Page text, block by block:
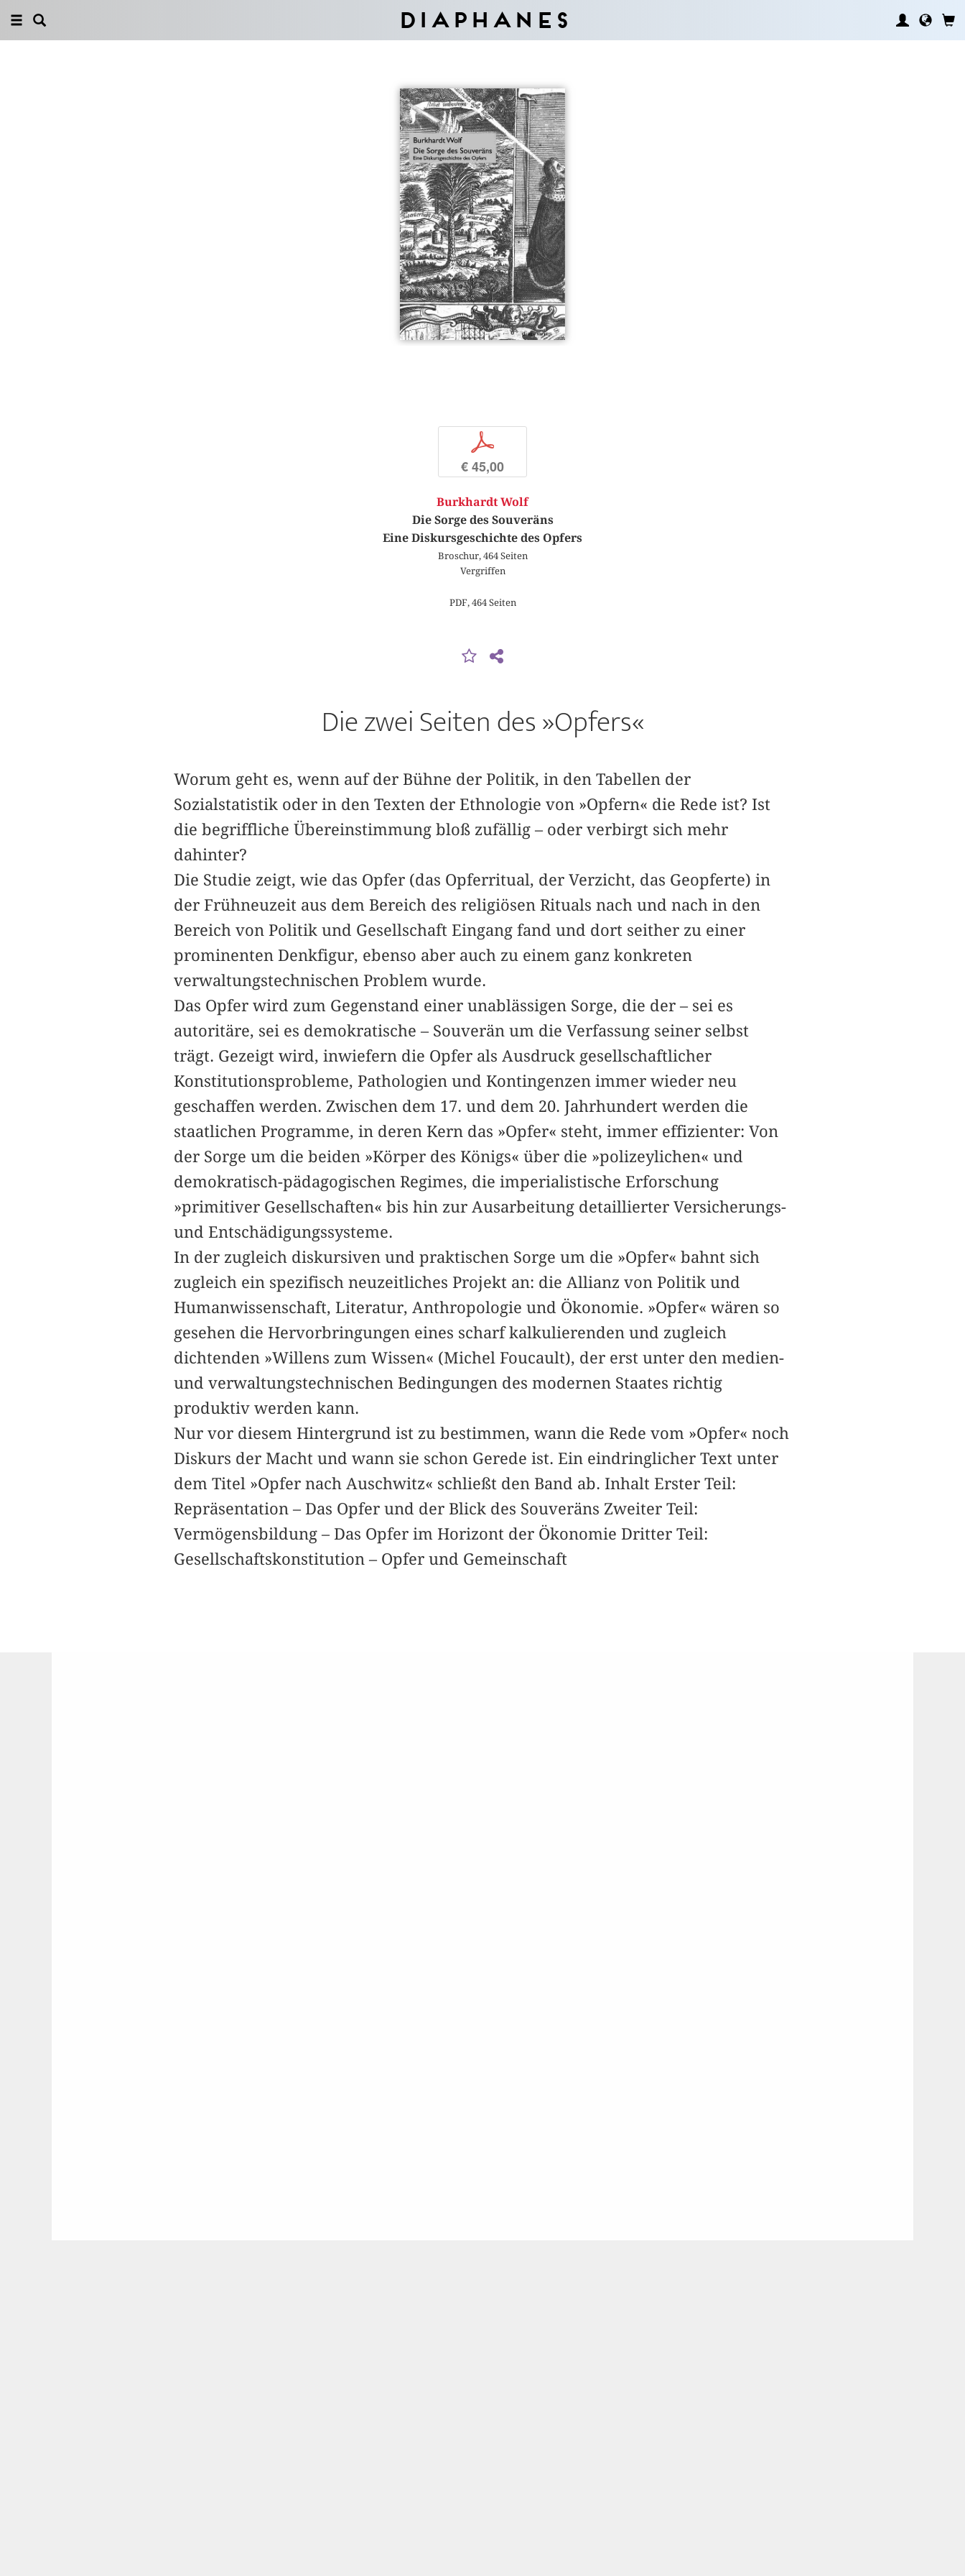
Diaphanes
p
€ 45,00
Burkhardt Wolf
Die Sorge des Souveräns
Eine Diskursgeschichte des Opfers
Broschur, 464 Seiten
Vergriffen
PDF, 464 Seiten
Die zwei Seiten des »Opfers«
Worum geht es, wenn auf der Bühne der Politik, in den Tabellen der
Sozialstatistik oder in den Texten der Ethnologie von »Opfern« die Rede ist? Ist
die begriffliche Übereinstimmung bloß zufällig – oder verbirgt sich mehr
dahinter?
Die Studie zeigt, wie das Opfer (das Opferritual, der Verzicht, das Geopferte) in
der Frühneuzeit aus dem Bereich des religiösen Rituals nach und nach in den
Bereich von Politik und Gesellschaft Eingang fand und dort seither zu einer
prominenten Denkfigur, ebenso aber auch zu einem ganz konkreten
verwaltungstechnischen Problem wurde.
Das Opfer wird zum Gegenstand einer unablässigen Sorge, die der – sei es
autoritäre, sei es demokratische – Souverän um die Verfassung seiner selbst
trägt. Gezeigt wird, inwiefern die Opfer als Ausdruck gesellschaftlicher
Konstitutionsprobleme, Pathologien und Kontingenzen immer wieder neu
geschaffen werden. Zwischen dem 17. und dem 20. Jahrhundert werden die
staatlichen Programme, in deren Kern das »Opfer« steht, immer effizienter: Von
der Sorge um die beiden »Körper des Königs« über die »polizeylichen« und
demokratisch-pädagogischen Regimes, die imperialistische Erforschung
»primitiver Gesellschaften« bis hin zur Ausarbeitung detaillierter Versicherungs-
und Entschädigungssysteme.
In der zugleich diskursiven und praktischen Sorge um die »Opfer« bahnt sich
zugleich ein spezifisch neuzeitliches Projekt an: die Allianz von Politik und
Humanwissenschaft, Literatur, Anthropologie und Ökonomie. »Opfer« wären so
gesehen die Hervorbringungen eines scharf kalkulierenden und zugleich
dichtenden »Willens zum Wissen« (Michel Foucault), der erst unter den medien-
und verwaltungstechnischen Bedingungen des modernen Staates richtig
produktiv werden kann.
Nur vor diesem Hintergrund ist zu bestimmen, wann die Rede vom »Opfer« noch
Diskurs der Macht und wann sie schon Gerede ist. Ein eindringlicher Text unter
dem Titel »Opfer nach Auschwitz« schließt den Band ab. Inhalt Erster Teil:
Repräsentation – Das Opfer und der Blick des Souveräns Zweiter Teil:
Vermögensbildung – Das Opfer im Horizont der Ökonomie Dritter Teil:
Gesellschaftskonstitution – Opfer und Gemeinschaft